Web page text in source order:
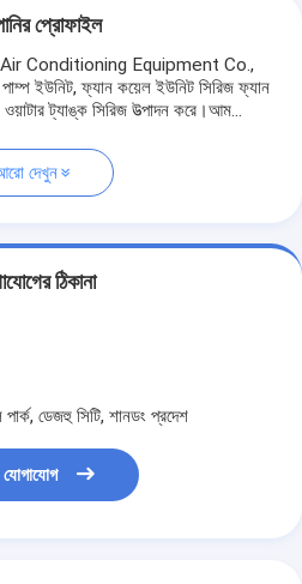
প্রোফাইল
Conditioning Equipment Co.,
ইউনিট, ফ্যান কয়েল ইউনিট সিরিজ ফ্যান
ওয়াটার ট্যাঙ্ক সিরিজ উত্পাদন করে।আম...
দেখুন
ঠিকানা
পার্ক, ডেজহু সিটি, শানডং প্রদেশ